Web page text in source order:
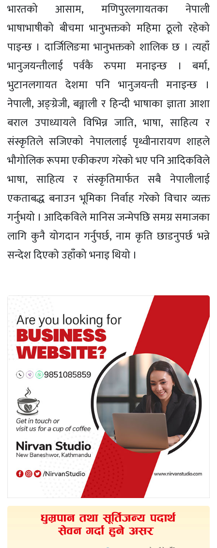
भारतको आसाम, मणिपुरलगायतका नेपाली
भाषाभाषीको बीचमा भानुभक्तको महिमा ठूलो रहेको
पाइन्छ । दार्जिलिङमा भानुभक्तको शालिक छ । त्यहाँ
भानुजयन्तीलाई पर्वकै रुपमा मनाइन्छ । बर्मा,
भुटानलगायत देशमा पनि भानुजयन्ती मनाइन्छ ।
नेपाली, अङ्ग्रेजी, बङ्गाली र हिन्दी भाषाका ज्ञाता आशा
बराल उपाध्यायले विभिन्न जाति, भाषा, साहित्य र
संस्कृतिले सजिएको नेपाललाई पृथ्वीनारायण शाहले
भौगोलिक रूपमा एकीकरण गरेको भए पनि आदिकविले
भाषा, साहित्य र संस्कृतिमार्फत सबै नेपालीलाई
एकताबद्ध बनाउन भूमिका निर्वाह गरेको विचार व्यक्त
गर्नुभयो । आदिकविले मानिस जन्मेपछि समग्र समाजका
लागि कुनै योगदान गर्नुपर्छ, नाम कृति छाडनुपर्छ भन्ने
सन्देश दिएको उहाँको भनाइ थियो ।